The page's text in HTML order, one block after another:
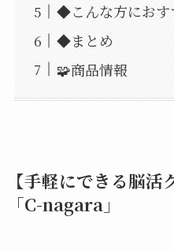
◆こんな方におす
◆まとめ
🧩商品情報
【手軽にできる脳
「C-nagara」